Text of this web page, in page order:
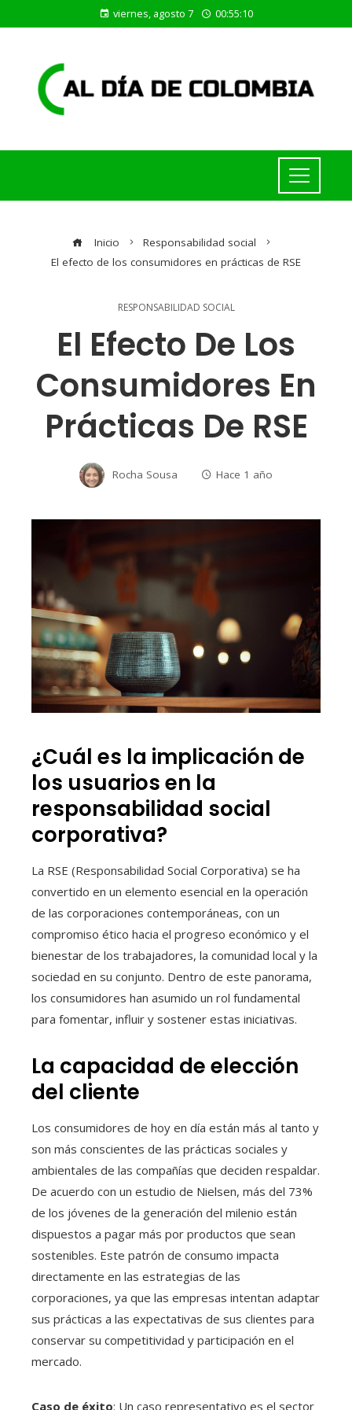
viernes, agosto 7 00:55:11
Inicio
Responsabilidad social
El efecto de los consumidores en prácticas de RSE
RESPONSABILIDAD SOCIAL
El Efecto De Los
Consumidores En
Prácticas De RSE
Rocha Sousa Hace 1 año
¿Cuál es la implicación de
los usuarios en la
responsabilidad social
corporativa?
La RSE (Responsabilidad Social Corporativa) se ha
convertido en un elemento esencial en la operación
de las corporaciones contemporáneas, con un
compromiso ético hacia el progreso económico y el
bienestar de los trabajadores, la comunidad local y la
sociedad en su conjunto. Dentro de este panorama,
los consumidores han asumido un rol fundamental
para fomentar, influir y sostener estas iniciativas.
La capacidad de elección
del cliente
Los consumidores de hoy en día están más al tanto y
son más conscientes de las prácticas sociales y
ambientales de las compañías que deciden respaldar.
De acuerdo con un estudio de Nielsen, más del 73%
de los jóvenes de la generación del milenio están
dispuestos a pagar más por productos que sean
sostenibles. Este patrón de consumo impacta
directamente en las estrategias de las
corporaciones, ya que las empresas intentan adaptar
sus prácticas a las expectativas de sus clientes para
conservar su competitividad y participación en el
mercado.
Caso de éxito: Un caso representativo es el sector